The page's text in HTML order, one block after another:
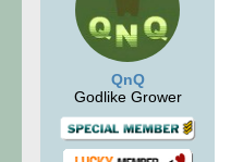
QnQ
Godlike Grower